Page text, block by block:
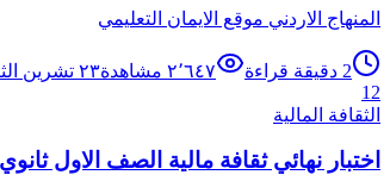
المنهاج الاردني موقع الايمان التعليمي
2 دقيقة قراءة ٢٬٦٤٧ مشاهدة٢٣ تشرين الثاني ٢٠٢٥
12
الثقافة المالية
اختبار نهائي ثقافة مالية الصف الاول